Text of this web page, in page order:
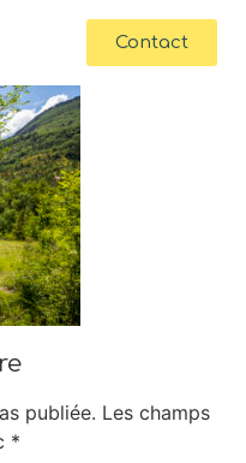
Contact
publiée. Les champs
*